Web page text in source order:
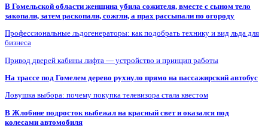
В Гомельской области женщина убила сожителя, вместе с сыном тело
закопали, затем раскопали, сожгли, а прах рассыпали по огороду
Профессиональные льдогенераторы: как подобрать технику и вид льда для
бизнеса
Привод дверей кабины лифта — устройство и принцип работы
На трассе под Гомелем дерево рухнуло прямо на пассажирский автобус
Ловушка выбора: почему покупка телевизора стала квестом
В Жлобине подросток выбежал на красный свет и оказался под
колесами автомобиля